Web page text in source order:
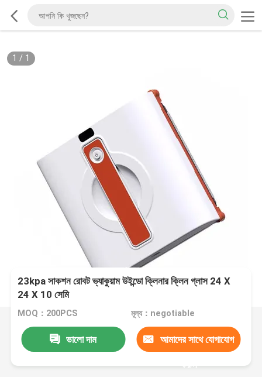
1 / 1
23kpa সাকশন রোবট ভ্যাকুয়াম উইন্ডো ক্লিনার ক্লিন গ্লাস 24 X
24 X 10 সেমি
MOQ：200PCS মূল্য：negotiable
ভালো দাম আমাদের সাথে যোগাযোগ
করুন